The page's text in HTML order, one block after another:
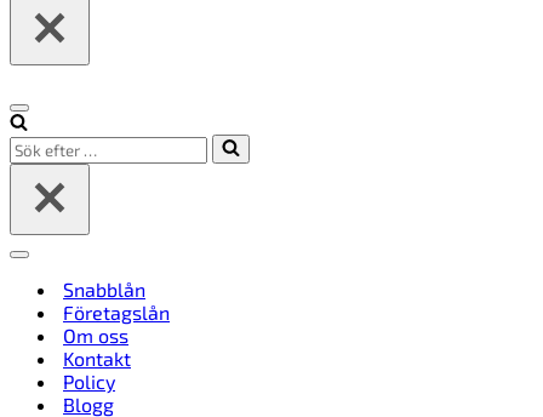
Navigeringsmeny
Sök
efter
Navigeringsmeny
Snabblån
Företagslån
Om oss
Kontakt
Policy
Blogg